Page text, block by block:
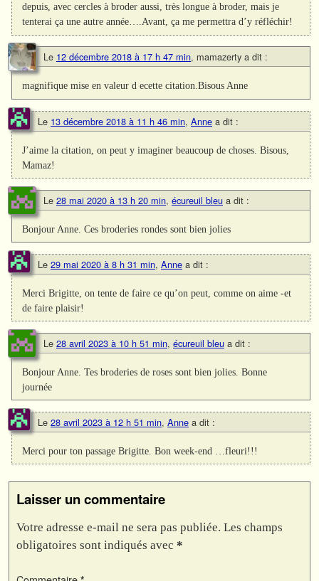
depuis, avec cercles à broder aussi, très longue à broder, mais je
tenterai ça une autre année….Avant, ça me permettra d’y réfléchir!
Le 12 décembre 2018 à 17 h 47 min, mamazerty a dit :
magnifique mise en valeur d ecette citation.Bisous Anne
Le 13 décembre 2018 à 11 h 46 min, Anne a dit :
J’aime la citation, on peut y imaginer beaucoup de choses. Bisous,
Mamaz!
Le 28 mai 2020 à 13 h 20 min, écureuil bleu a dit :
Bonjour Anne. Ces broderies rondes sont bien jolies
Le 29 mai 2020 à 8 h 31 min, Anne a dit :
Merci Brigitte, on tente de faire ce qu’on peut, comme on aime -et
de faire plaisir!
Le 28 avril 2023 à 10 h 51 min, écureuil bleu a dit :
Bonjour Anne. Tes broderies de roses sont bien jolies. Bonne
journée
Le 28 avril 2023 à 12 h 51 min, Anne a dit :
Merci pour ton passage Brigitte. Bon week-end …fleuri!!!
Laisser un commentaire
Votre adresse e-mail ne sera pas publiée. Les champs
obligatoires sont indiqués avec *